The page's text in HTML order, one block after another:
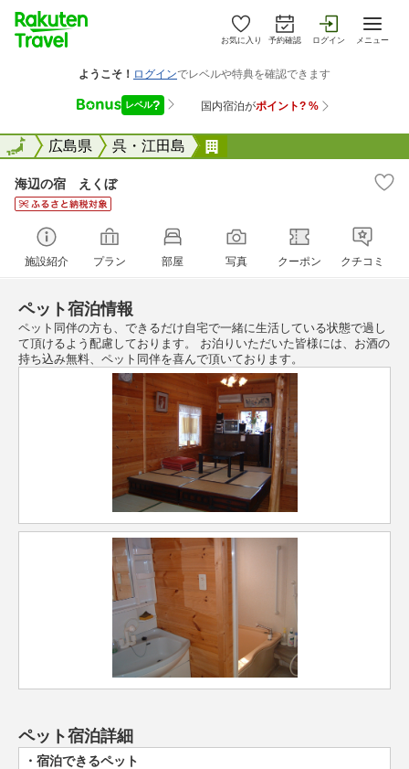
お気に入り 予約確認 ログイン メニュー
全国広島県 呉・江田島
全国
海辺の宿 えくぼ
施設紹介 プラン 部屋 写真 クーポン クチコミ
ペット宿泊情報
ペット同伴の方も、できるだけ自宅で一緒に生活している状態で過し
て頂けるよう配慮しております。 お泊りいただいた皆様には、お酒の
持ち込み無料、ペット同伴を喜んで頂いております。
ペット宿泊詳細
宿泊できるペット